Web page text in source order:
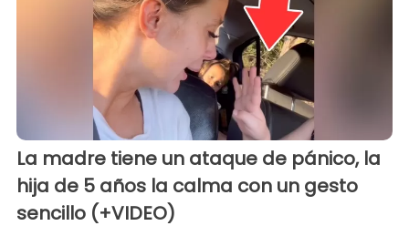
La madre tiene un ataque de pánico, la
hija de 5 años la calma con un gesto
sencillo (+VIDEO)